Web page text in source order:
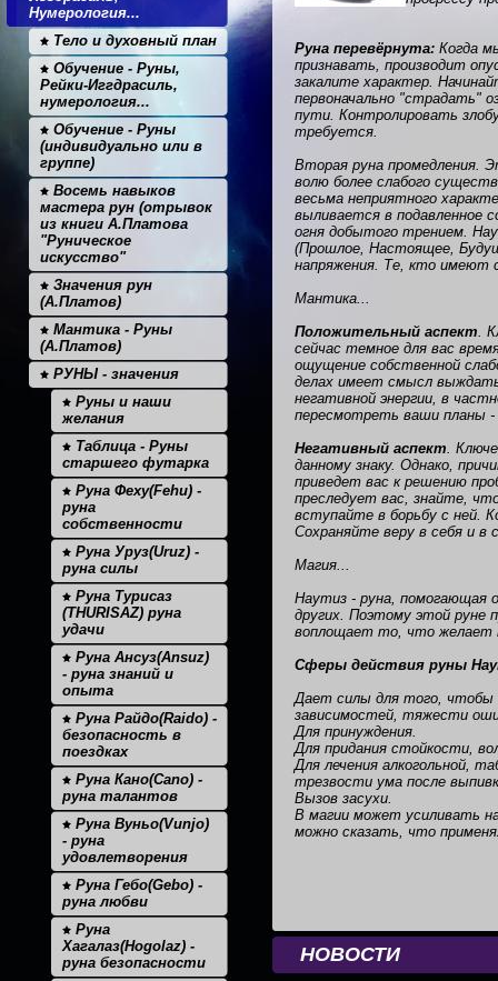
Нумерология...
Тело и духовный план
Обучение - Руны,
Рейки-Иггдрасиль,
нумерология...
Обучение - Руны
(индивидуально или в
группе)
Восемь навыков
мастера рун (отрывок
из книги А.Платова
"Руническое
искусство"
Значения рун
(А.Платов)
Мантика - Руны
(А.Платов)
РУНЫ - значения
Руны и наши
желания
Таблица - Руны
старшего футарка
Руна Феху(Fehu) -
руна
собственности
Руна Уруз(Uruz) -
руна силы
Руна Турисаз
(THURISAZ) руна
удачи
Руна Ансуз(Ansuz)
- руна знаний и
опыта
Руна Райдо(Raido) -
безопасность в
поездках
Руна Кано(Cano) -
руна талантов
Руна Вуньо(Vunjo)
- руна
удовлетворения
Руна Гебо(Gebo) -
руна любви
Руна
Хагалаз(Hogolaz) -
руна безопасности
Руна перевёрнута: Когда
признавать, производит
закалите характер.
первоначально "страдать"
пути. Контролировать
требуется.
Вторая руна промедления.
волю более слабого
весьма неприятного
выливается в подавленное
огня добытого трением.
(Прошлое, Настоящее,
напряжения. Те, кто имеют
Мантика...
Положительный аспект.
сейчас темное для вас
ощущение собственной
делах имеет смысл
негативной энергии, в
пересмотреть ваши планы
Негативный аспект.
данному знаку. Однако,
приведет вас к решению
преследует вас, знайте,
вступайте в борьбу с ней.
Сохраняйте веру в себя и в
Магия...
Наутиз - руна, помогающая
других. Поэтому этой руне
воплощает то, что желает
Сферы действия руны
Дает силы для того, чтобы
зависимостей, тяжести
Для принуждения.
Для придания стойкости,
Для лечения алкогольной,
трезвости ума после
Вызов засухи.
В магии может усиливать
можно сказать, что
НОВОСТИ